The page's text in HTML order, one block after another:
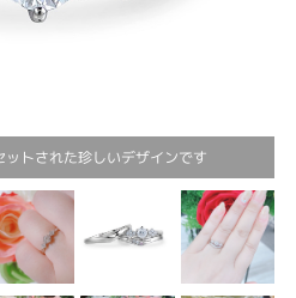
トされた珍しいデザインです